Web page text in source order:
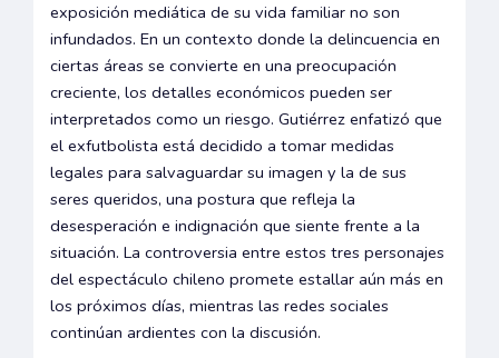
exposición mediática de su vida familiar no son
infundados. En un contexto donde la delincuencia en
ciertas áreas se convierte en una preocupación
creciente, los detalles económicos pueden ser
interpretados como un riesgo. Gutiérrez enfatizó que
el exfutbolista está decidido a tomar medidas
legales para salvaguardar su imagen y la de sus
seres queridos, una postura que refleja la
desesperación e indignación que siente frente a la
situación. La controversia entre estos tres personajes
del espectáculo chileno promete estallar aún más en
los próximos días, mientras las redes sociales
continúan ardientes con la discusión.